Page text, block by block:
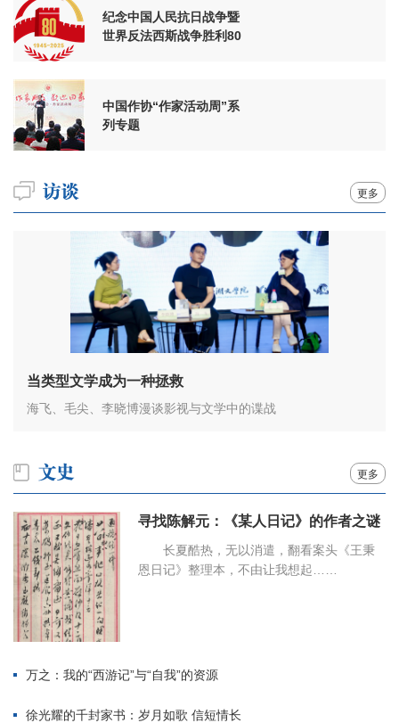
纪念中国人民抗日战争暨
世界反法西斯战争胜利80
中国作协“作家活动周”系
列专题
更多
当类型文学成为一种拯救
海飞、毛尖、李晓博漫谈影视与文学中的谍战
更多
寻找陈解元：《某人日记》的作者之谜
长夏酷热，无以消遣，翻看案头《王秉
恩日记》整理本，不由让我想起……
万之：我的“西游记”与“自我”的资源
徐光耀的千封家书：岁月如歌 信短情长